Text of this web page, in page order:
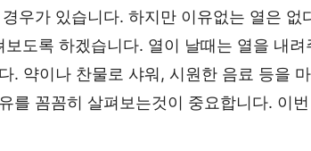
우가 있습니다. 하지만 이유없는 열은
도록 하겠습니다. 열이 날때는 열을 내
. 약이나 찬물로 샤워, 시원한 음료 등을
를 꼼꼼히 살펴보는것이 중요합니다. 이